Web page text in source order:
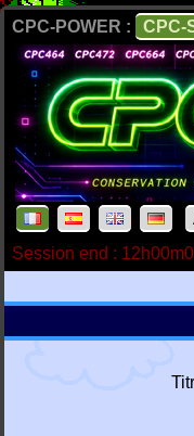
CPC-POWER : CPC-
Session end :